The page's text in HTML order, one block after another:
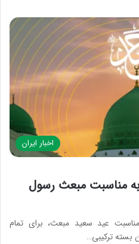
اخبار ایران
به مناسبت مبعث رسول
عید سعید مبعث، برای تمام
بسته ترکیبی…